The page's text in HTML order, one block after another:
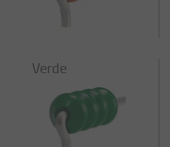
Verde